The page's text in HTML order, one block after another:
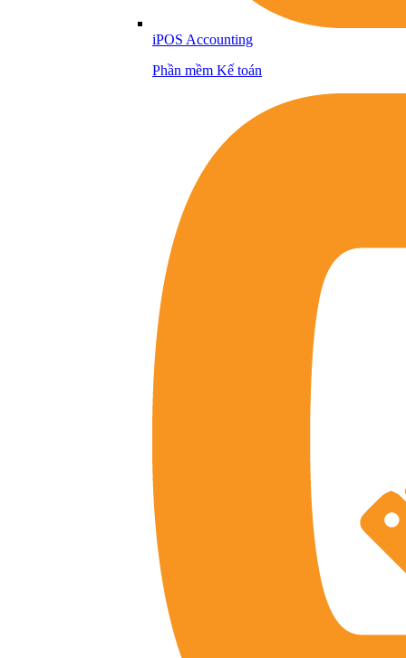
iPOS Accounting
Phần mềm Kế toán